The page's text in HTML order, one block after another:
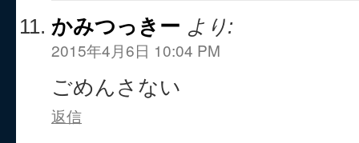
かみつっきー より:
2015年4月6日 10:04 PM
ごめんさない
返信